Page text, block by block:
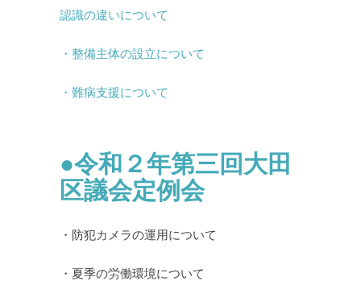
認識の違いについて
・整備主体の設立について
・難病支援について
●令和２年第三回大田
区議会定例会
・防犯カメラの運用について
・夏季の労働環境について